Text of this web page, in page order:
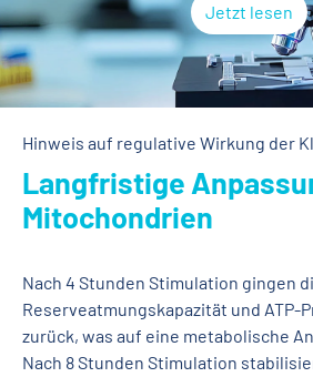
Jetzt lesen
Hinweis auf regulative Wirkung der
Langfristige
Mitochondrien
Nach 4 Stunden Stimulation gingen
Reserveatmungskapazität und ATP-
zurück, was auf eine metabolische
Nach 8 Stunden Stimulation